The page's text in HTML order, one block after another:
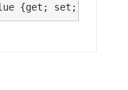
{get; set;}